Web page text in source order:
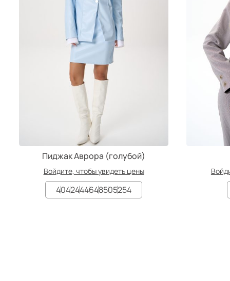
Пиджак Аврора (голубой)
Войдите, чтобы увидеть цены
4042444648505254